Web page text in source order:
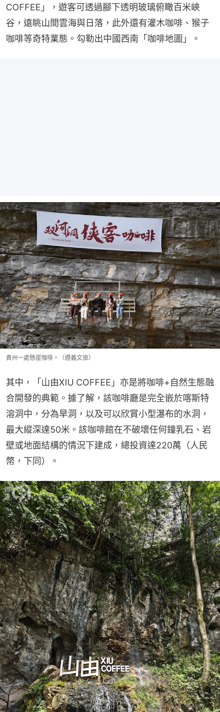
COFFEE」，遊客可透過腳下透明玻璃俯瞰百米峽
谷，遠眺山間雲海與日落，此外還有灌木咖啡、猴子
咖啡等奇特業態。勾勒出中國西南「咖啡地圖」。
貴州一處懸崖咖啡。（遵義文旅）
其中，「山由XIU COFFEE」亦是將咖啡+自然生態融
合開發的典範。據了解，該咖啡廳是完全嵌於喀斯特
溶洞中，分為旱洞，以及可以欣賞小型瀑布的水洞，
最大縱深達50米。該咖啡館在不破壞任何鐘乳石、岩
壁或地面結構的情況下建成，總投資達220萬（人民
幣，下同）。